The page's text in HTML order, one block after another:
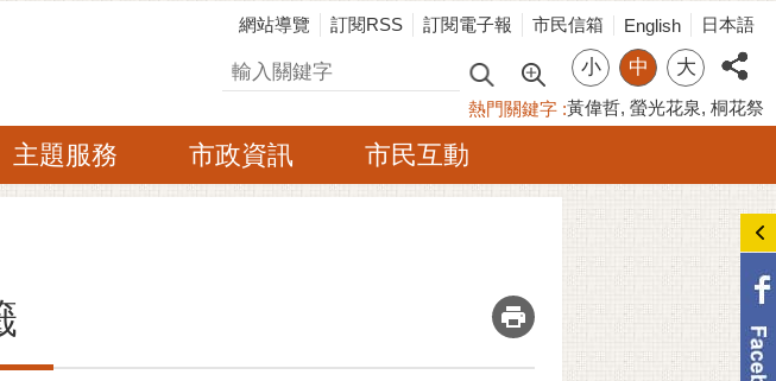
網站導覽 訂閱RSS 訂閱電子報 市民信箱 English 日本語
搜尋 小 中 大
熱門關鍵字 黃偉哲 螢光花泉 桐花祭
主題服務 市政資訊 市民互動
_